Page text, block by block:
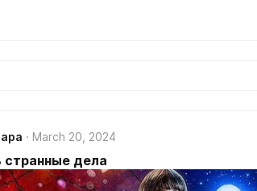
March 20, 2024
странные дела